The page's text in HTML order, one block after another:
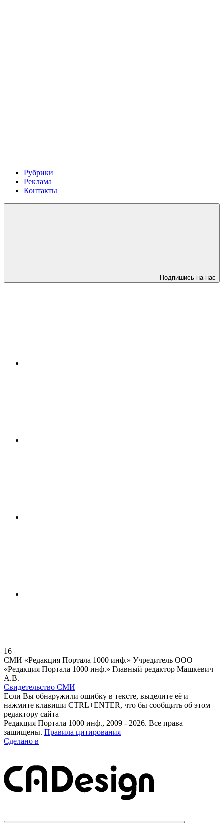
Рубрики
Реклама
Контакты
Подпишись на нас
16+
СМИ «Редакция Портала 1000 инф.» Учредитель ООО
«Редакция Портала 1000 инф.» Главный редактор Машкевич
А.В.
Свидетельство СМИ
Если Вы обнаружили ошибку в тексте, выделите её и
нажмите клавиши CTRL+ENTER, что бы сообщить об этом
редактору сайта
Редакция Портала 1000 инф., 2009 - 2026. Все права
защищены. Правила цитирования
Сделано в